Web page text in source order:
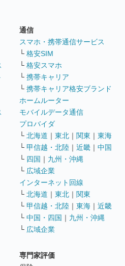
通信
スマホ・携帯通信サービス
└ 格安SIM
└ 格安スマホ
└ 携帯キャリア
└ 携帯キャリア格安ブランド
ホームルーター
モバイルデータ通信
プロバイダ
└ 北海道 ｜ 東北 ｜ 関東 ｜ 東海
└ 甲信越・北陸 ｜ 近畿 ｜ 中国
└ 四国 ｜ 九州・沖縄
└ 広域企業
インターネット回線
└ 北海道 ｜ 東北 ｜ 関東
└ 甲信越・北陸 ｜ 東海 ｜ 近畿
└ 中国・四国 ｜ 九州・沖縄
└ 広域企業
専門家評価